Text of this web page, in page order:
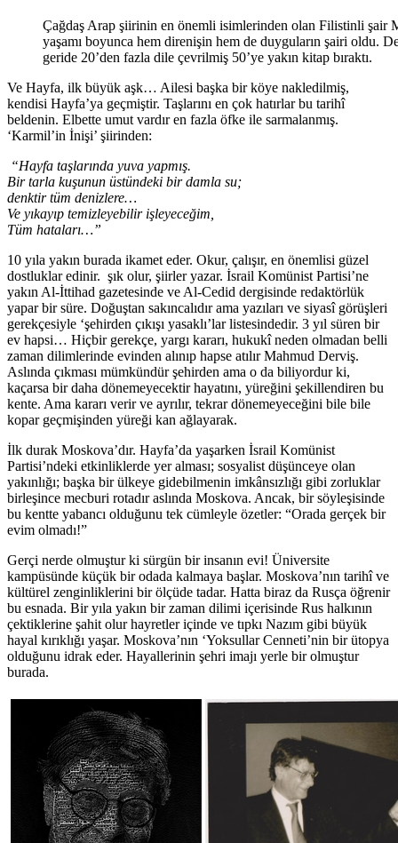
Çağdaş Arap şiirinin en önemli isimlerinden olan Filistinli şair
yaşamı boyunca hem direnişin hem de duyguların şairi oldu.
geride 20’den fazla dile çevrilmiş 50’ye yakın kitap bıraktı.
Ve Hayfa, ilk büyük aşk… Ailesi başka bir köye nakledilmiş,
kendisi Hayfa’ya geçmiştir. Taşlarını en çok hatırlar bu tarihî
beldenin. Elbette umut vardır en fazla öfke ile sarmalanmış.
‘Karmil’in İnişi’ şiirinden:
“Hayfa taşlarında yuva yapmış.
Bir tarla kuşunun üstündeki bir damla su;
denktir tüm denizlere…
Ve yıkayıp temizleyebilir işleyeceğim,
Tüm hataları…”
10 yıla yakın burada ikamet eder. Okur, çalışır, en önemlisi güzel
dostluklar edinir. şık olur, şiirler yazar. İsrail Komünist Partisi’ne
yakın Al-İttihad gazetesinde ve Al-Cedid dergisinde redaktörlük
yapar bir süre. Doğuştan sakıncalıdır ama yazıları ve siyasî görüşleri
gerekçesiyle ‘şehirden çıkışı yasaklı’lar listesindedir. 3 yıl süren bir
ev hapsi… Hiçbir gerekçe, yargı kararı, hukukî neden olmadan belli
zaman dilimlerinde evinden alınıp hapse atılır Mahmud Derviş.
Aslında çıkması mümkündür şehirden ama o da biliyordur ki,
kaçarsa bir daha dönemeyecektir hayatını, yüreğini şekillendiren bu
kente. Ama kararı verir ve ayrılır, tekrar dönemeyeceğini bile bile
kopar geçmişinden yüreği kan ağlayarak.
İlk durak Moskova’dır. Hayfa’da yaşarken İsrail Komünist
Partisi’ndeki etkinliklerde yer alması; sosyalist düşünceye olan
yakınlığı; başka bir ülkeye gidebilmenin imkânsızlığı gibi zorluklar
birleşince mecburi rotadır aslında Moskova. Ancak, bir söyleşisinde
bu kentte yabancı olduğunu tek cümleyle özetler: “Orada gerçek bir
evim olmadı!”
Gerçi nerde olmuştur ki sürgün bir insanın evi! Üniversite
kampüsünde küçük bir odada kalmaya başlar. Moskova’nın tarihî ve
kültürel zenginliklerini bir ölçüde tadar. Hatta biraz da Rusça öğrenir
bu esnada. Bir yıla yakın bir zaman dilimi içerisinde Rus halkının
çektiklerine şahit olur hayretler içinde ve tıpkı Nazım gibi büyük
hayal kırıklığı yaşar. Moskova’nın ‘Yoksullar Cenneti’nin bir ütopya
olduğunu idrak eder. Hayallerinin şehri imajı yerle bir olmuştur
burada.